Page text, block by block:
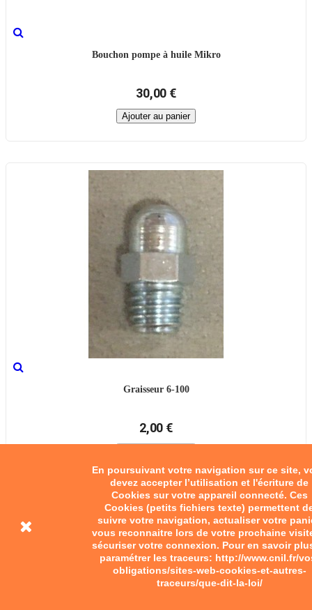
En poursuivant votre navigation sur ce site,
devez accepter l’utilisation et l'écriture de
Cookies sur votre appareil connecté. Ces
Cookies (petits fichiers texte) permettent
suivre votre navigation, actualiser votre
vous reconnaitre lors de votre prochaine
sécuriser votre connexion. Pour en savoir
paramétrer les traceurs: http://www.cnil.fr/
obligations/sites-web-cookies-et-autres-
traceurs/que-dit-la-loi/
Bouchon pompe à huile Mikro
30,00 €
Ajouter au panier
Graisseur 6-100
2,00 €